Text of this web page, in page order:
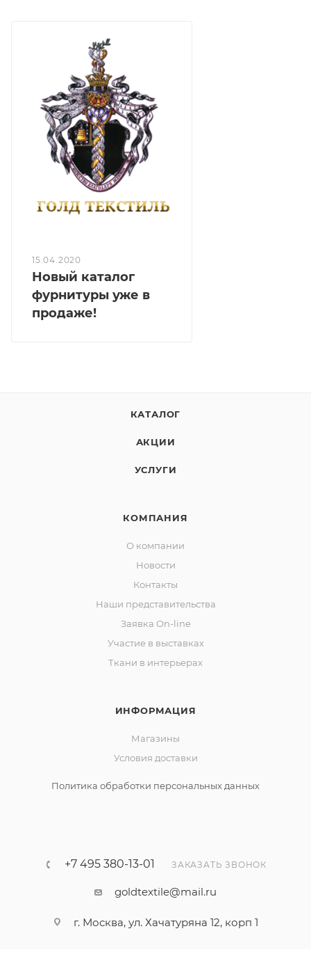
15.04.2020
Новый каталог
фурнитуры уже в
продаже!
КАТАЛОГ
АКЦИИ
УСЛУГИ
КОМПАНИЯ
О компании
Новости
Контакты
Наши представительства
Заявка On-line
Участие в выставках
Ткани в интерьерах
ИНФОРМАЦИЯ
Магазины
Условия доставки
Политика обработки персональных данных
+7 495 380-13-01 ЗАКАЗАТЬ ЗВОНОК
goldtextile@mail.ru
г. Москва, ул. Хачатуряна 12, корп 1